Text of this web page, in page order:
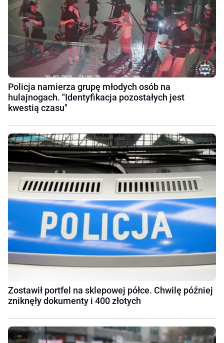
Policja namierza grupę młodych osób na
hulajnogach. "Identyfikacja pozostałych jest
kwestią czasu"
Zostawił portfel na sklepowej półce. Chwilę później
zniknęły dokumenty i 400 złotych